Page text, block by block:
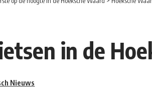
in de
Nieuws